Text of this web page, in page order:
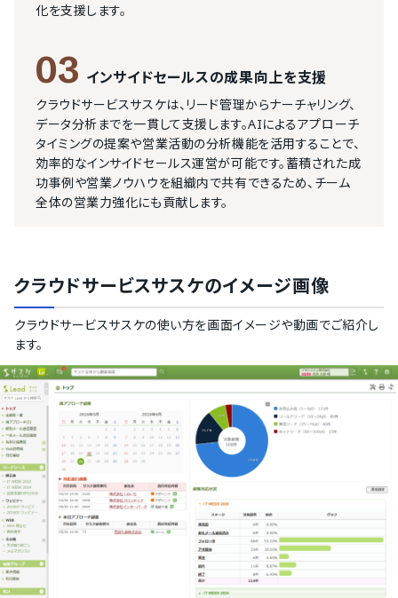
化を支援します。
03 インサイドセールスの成果向上を支援
クラウドサービスサスケは、リード管理からナーチャリング、
データ分析までを一貫して支援します。AIによるアプローチ
タイミングの提案や営業活動の分析機能を活用することで、
効率的なインサイドセールス運営が可能です。蓄積された成
功事例や営業ノウハウを組織内で共有できるため、チーム
全体の営業力強化にも貢献します。
クラウドサービスサスケのイメージ画像
クラウドサービスサスケの使い方を画面イメージや動画でご紹介し
ます。